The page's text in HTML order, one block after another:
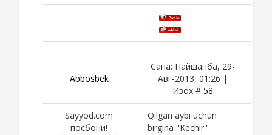
Abbosbek
Сана: Пайшанба, 29-
Авг-2013, 01:26 |
Изох # 58
Sayyod.com
посбони!
Qilgan aybi uchun
birgina ''Kechir''